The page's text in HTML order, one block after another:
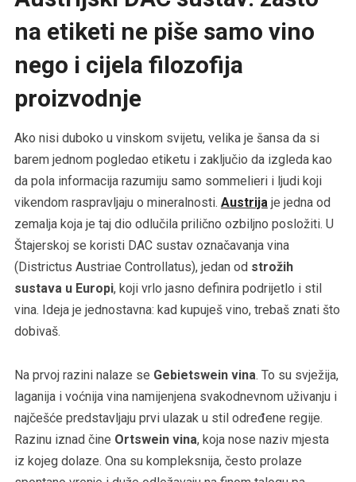
na etiketi ne piše samo vino
nego i cijela filozofija
proizvodnje
Ako nisi duboko u vinskom svijetu, velika je šansa da si
barem jednom pogledao etiketu i zaključio da izgleda kao
da pola informacija razumiju samo sommelieri i ljudi koji
vikendom raspravljaju o mineralnosti. Austrija je jedna od
zemalja koja je taj dio odlučila prilično ozbiljno posložiti. U
Štajerskoj se koristi DAC sustav označavanja vina
(Districtus Austriae Controllatus), jedan od strožih
sustava u Europi, koji vrlo jasno definira podrijetlo i stil
vina. Ideja je jednostavna: kad kupuješ vino, trebaš znati što
dobivaš.
Na prvoj razini nalaze se Gebietswein vina. To su svježija,
laganija i voćnija vina namijenjena svakodnevnom uživanju i
najčešće predstavljaju prvi ulazak u stil određene regije.
Razinu iznad čine Ortswein vina, koja nose naziv mjesta
iz kojeg dolaze. Ona su kompleksnija, često prolaze